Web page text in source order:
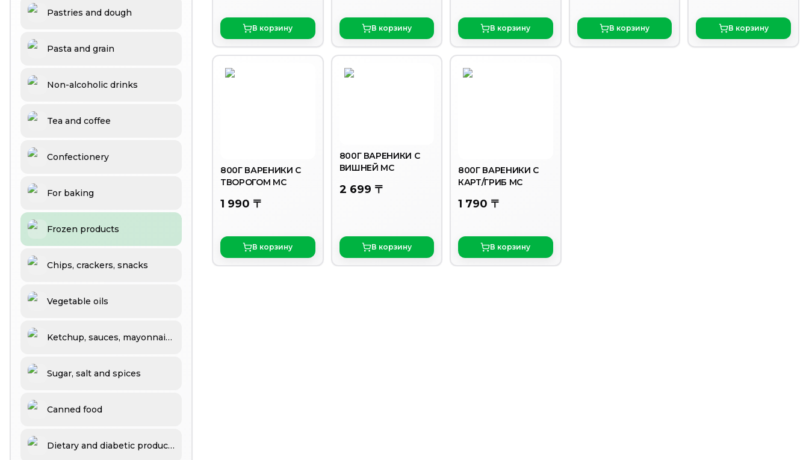
Pastries and dough
Pasta and grain
Non-alcoholic drinks
Tea and coffee
Confectionery
For baking
Frozen products
Chips, crackers, snacks
Vegetable oils
Ketchup, sauces, mayonnaise, mustard, vinegar
Sugar, salt and spices
Canned food
Dietary and diabetic products
В корзину В корзину В корзину В корзину В корзину
800Г ВАРЕНИКИ С
ТВОРОГОМ МС
1 990 〒
В корзину
800Г ВАРЕНИКИ С
ВИШНЕЙ MC
2 699 〒
В корзину
800Г ВАРЕНИКИ С
КАРТ/ГРИБ MC
1 790 〒
В корзину